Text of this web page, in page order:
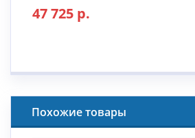
47 725 р.
Похожие товары